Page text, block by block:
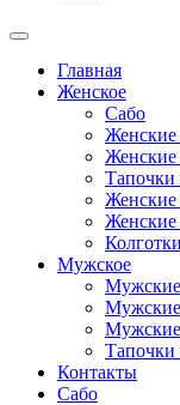
Главная
Женское
Сабо
Женские
Женские
Тапочки
Женские
Колготки
Мужское
Контакты
Сабо